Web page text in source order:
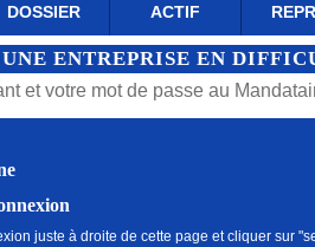
DOSSIER ACTIF
ENTREPRISE EN
et votre mot de passe au
juste à droite de cette page et cliquer sur